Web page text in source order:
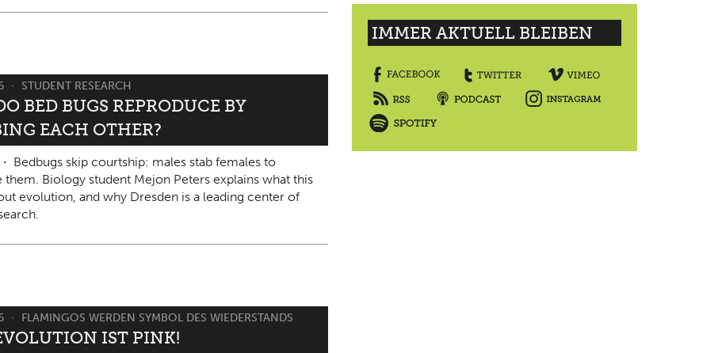
STUDENT RESEARCH
BED BUGS REPRODUCE BY
EACH OTHER?
Bedbugs skip courtship: males stab females to
them. Biology student Mejon Peters explains what this
evolution, and why Dresden is a leading center of
FLAMINGOS WERDEN SYMBOL DES WIEDERSTANDS
IST PINK!
IMMER AKTUELL BLEIBEN